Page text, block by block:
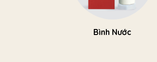
Bình Nước